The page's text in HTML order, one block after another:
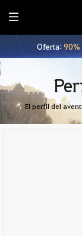
T
o
d
Oferta:90%
El perfil del